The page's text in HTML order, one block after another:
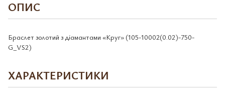
ОПИС
Браслет золотий з діамантами «Круг» (105-10002(0.02)-750-
G_VS2)
ХАРАКТЕРИСТИКИ